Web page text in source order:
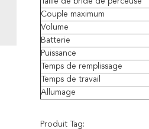
Couple maximum
Volume
Batterie
Puissance
Temps de remplissage
Temps de travail
Allumage
Produit Tag: